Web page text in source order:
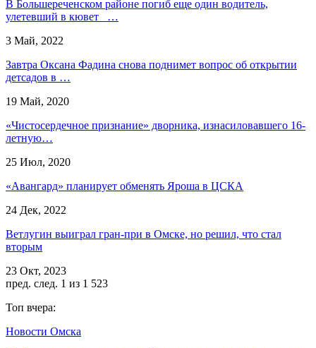
В Большереченском районе погиб еще один водитель,
улетевший в кювет …
3 Май, 2022
Завтра Оксана Фадина снова поднимет вопрос об открытии
детсадов в …
19 Май, 2020
«Чистосердечное признание» дворника, изнасиловавшего 16-
летную…
25 Июл, 2020
«Авангард» планирует обменять Яроша в ЦСКА
24 Дек, 2022
Ветлугин выиграл гран-при в Омске, но решил, что стал
вторым
23 Окт, 2023
пред. след. 1 из 1 523
Топ вчера:
Новости Омска